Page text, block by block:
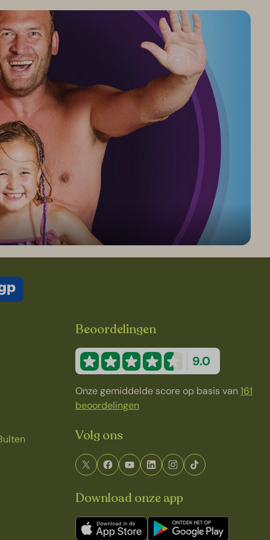
Beoordelingen
9.0
Onze gemiddelde score op basis van161
beoordelingen
Volg ons
Download onze app